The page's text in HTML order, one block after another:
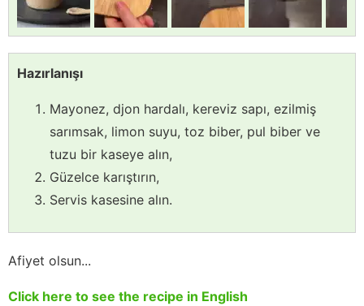
Hazırlanışı
Mayonez, djon hardalı, kereviz sapı, ezilmiş
sarımsak, limon suyu, toz biber, pul biber ve
tuzu bir kaseye alın,
Güzelce karıştırın,
Servis kasesine alın.
Afiyet olsun...
Click here to see the recipe in English